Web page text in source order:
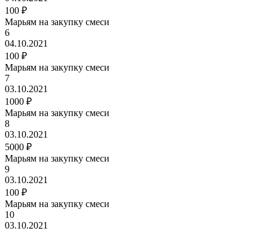
100 ₽
Марьям на закупку смеси
6
04.10.2021
100 ₽
Марьям на закупку смеси
7
03.10.2021
1000 ₽
Марьям на закупку смеси
8
03.10.2021
5000 ₽
Марьям на закупку смеси
9
03.10.2021
100 ₽
Марьям на закупку смеси
10
03.10.2021